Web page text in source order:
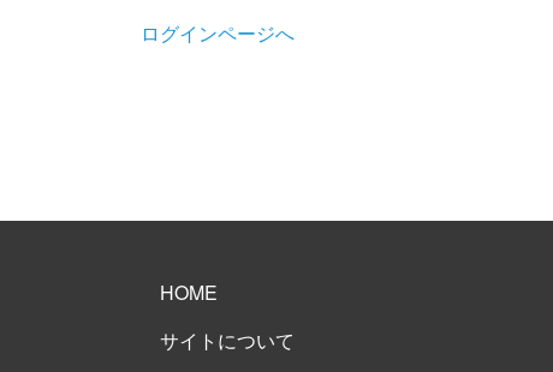
ログインページへ
HOME
サイトについて